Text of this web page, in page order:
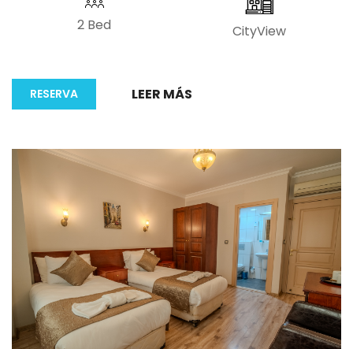
2 Bed CityView
RESERVA LEER MÁS